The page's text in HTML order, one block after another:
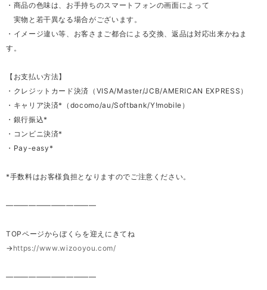
・商品の色味は、お手持ちのスマートフォンの画面によって
実物と若干異なる場合がございます。
・イメージ違い等、お客さまご都合による交換、返品は対応出来かねま
す。
【お支払い方法】
・クレジットカード決済（VISA/Master/JCB/AMERICAN EXPRESS）
・キャリア決済*（docomo/au/Softbank/Y!mobile）
・銀行振込*
・コンビニ決済*
・Pay-easy*
*手数料はお客様負担となりますのでご注意ください。
————————————
TOPページからぼくらを迎えにきてね
→ https://www.wizooyou.com/
————————————